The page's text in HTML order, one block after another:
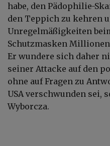
habe, den Pädophilie-
den Teppich zu kehren
Unregelmäßigkeiten
Schutzmasken
Er wundere sich daher
seiner Attacke auf den
ohne auf Fragen zu
USA verschwunden sei,
Wyborcza.